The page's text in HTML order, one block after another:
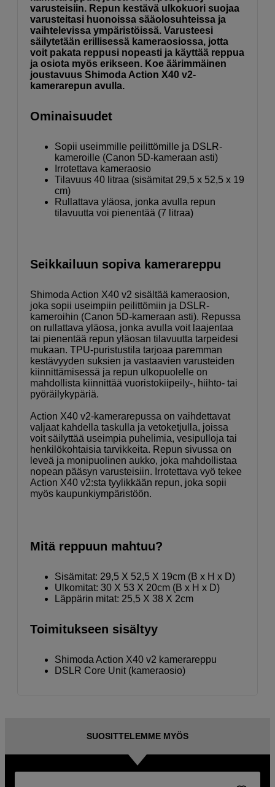
varusteisiin. Repun kestävä ulkokuori suojaa
varusteitasi huonoissa sääolosuhteissa ja
vaihtelevissa ympäristöissä. Varusteesi
säilytetään erillisessä kameraosiossa, jotta
voit pakata reppusi nopeasti ja käyttää reppua
ja osiota myös erikseen. Koe äärimmäinen
joustavuus Shimoda Action X40 v2-
kamerarepun avulla.
Ominaisuudet
Sopii useimmille peilittömille ja DSLR-
kameroille (Canon 5D-kameraan asti)
Irrotettava kameraosio
Tilavuus 40 litraa (sisämitat 29,5 x 52,5 x 19
cm)
Rullattava yläosa, jonka avulla repun
tilavuutta voi pienentää (7 litraa)
Seikkailuun sopiva kamerareppu
Shimoda Action X40 v2 sisältää kameraosion,
joka sopii useimpiin peilittömiin ja DSLR-
kameroihin (Canon 5D-kameraan asti). Repussa
on rullattava yläosa, jonka avulla voit laajentaa
tai pienentää repun yläosan tilavuutta tarpeidesi
mukaan. TPU-puristustila tarjoaa paremman
kestävyyden suksien ja vastaavien varusteiden
kiinnittämisessä ja repun ulkopuolelle on
mahdollista kiinnittää vuoristokiipeily-, hiihto- tai
pyöräilykypäriä.
Action X40 v2-kamerarepussa on vaihdettavat
valjaat kahdella taskulla ja vetoketjulla, joissa
voit säilyttää useimpia puhelimia, vesipulloja tai
henkilökohtaisia ​​tarvikkeita. Repun sivussa on
leveä ja monipuolinen aukko, joka mahdollistaa
nopean pääsyn varusteisiin. Irrotettava vyö tekee
Action X40 v2:sta tyylikkään repun, joka sopii
myös kaupunkiympäristöön.
Mitä reppuun mahtuu?
Sisämitat: 29,5 X 52,5 X 19cm (B x H x D)
Ulkomitat: 30 X 53 X 20cm (B x H x D)
Läppärin mitat: 25,5 X 38 X 2cm
Toimitukseen sisältyy
Shimoda Action X40 v2 kamerareppu
DSLR Core Unit (kameraosio)
SUOSITTELEMME MYÖS